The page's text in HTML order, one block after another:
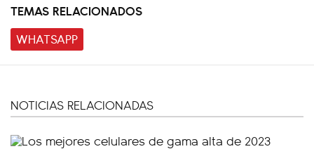
TEMAS RELACIONADOS
WHATSAPP
NOTICIAS RELACIONADAS